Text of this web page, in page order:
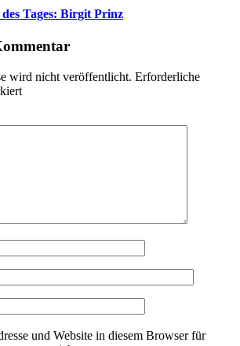
des Tages: Birgit Prinz
wird nicht veröffentlicht. Erforderliche
und Website in diesem Browser für